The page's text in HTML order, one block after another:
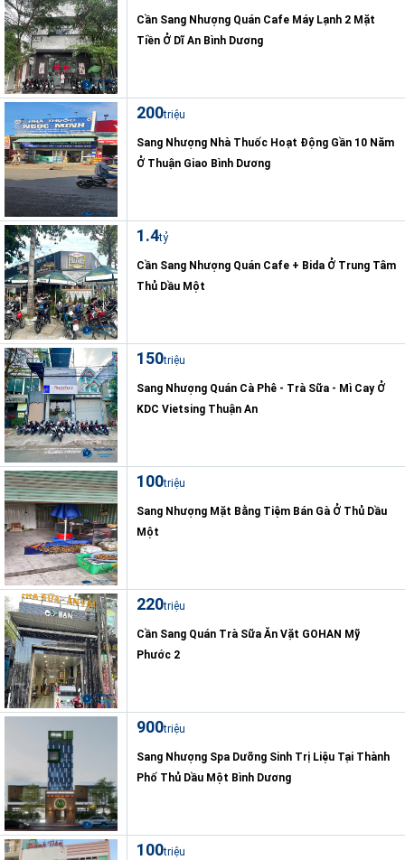
Cần Sang Nhượng Quán Cafe Máy Lạnh 2 Mặt
Tiền Ở Dĩ An Bình Dương
200triệu
Sang Nhượng Nhà Thuốc Hoạt Động Gần 10 Năm
Ở Thuận Giao Bình Dương
1.4tỷ
Cần Sang Nhượng Quán Cafe + Bida Ở Trung Tâm
Thủ Dầu Một
150triệu
Sang Nhượng Quán Cà Phê - Trà Sữa - Mì Cay Ở
KDC Vietsing Thuận An
100triệu
Sang Nhượng Mặt Bằng Tiệm Bán Gà Ở Thủ Dầu
Một
220triệu
Cần Sang Quán Trà Sữa Ăn Vặt GOHAN Mỹ
Phước 2
900triệu
Sang Nhượng Spa Dưỡng Sinh Trị Liệu Tại Thành
Phố Thủ Dầu Một Bình Dương
100triệu